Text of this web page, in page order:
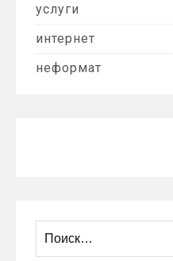
услуги
интернет
неформат